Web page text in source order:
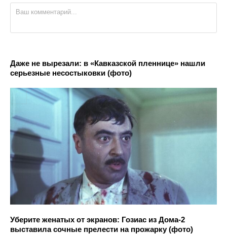
Даже не вырезали: в «Кавказской пленнице» нашли
серьезные несостыковки (фото)
Уберите женатых от экранов: Гозиас из Дома-2
выставила сочные прелести на прожарку (фото)